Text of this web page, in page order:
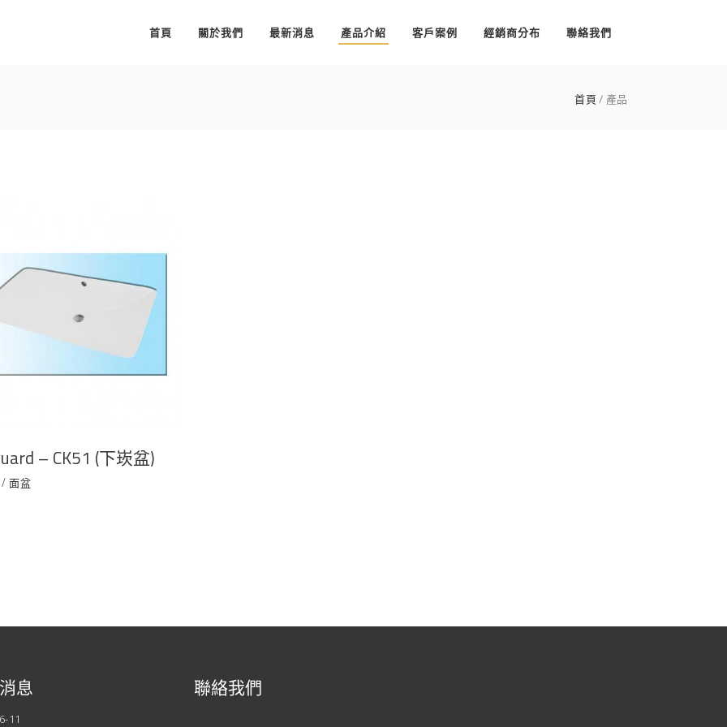
首頁 關於我們 最新消息 產品介紹 客戶案例 經銷商分布 聯絡我們
首頁 產品
– CK51 (下崁盆)
面盆
息
11
聯絡我們